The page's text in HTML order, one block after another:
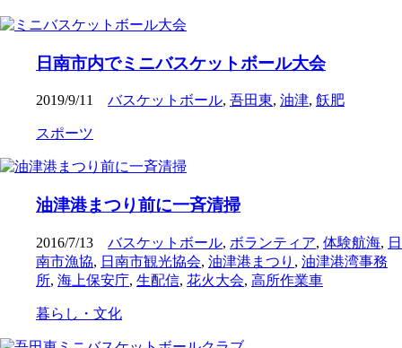
日南市内でミニバスケットボール大会
2019/9/11 バスケットボール, 吾田東, 油津, 飫肥
スポーツ
油津港まつり前に一斉清掃
2016/7/13 バスケットボール, ボランティア, 体験航海, 日
南市漁協, 日南市観光協会, 油津港まつり , 油津港湾事務
所, 海上保安庁, 生配信, 花火大会, 高所作業車
暮らし・文化